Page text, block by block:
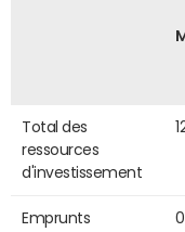
Total des
ressources
d'investissement
Emprunts